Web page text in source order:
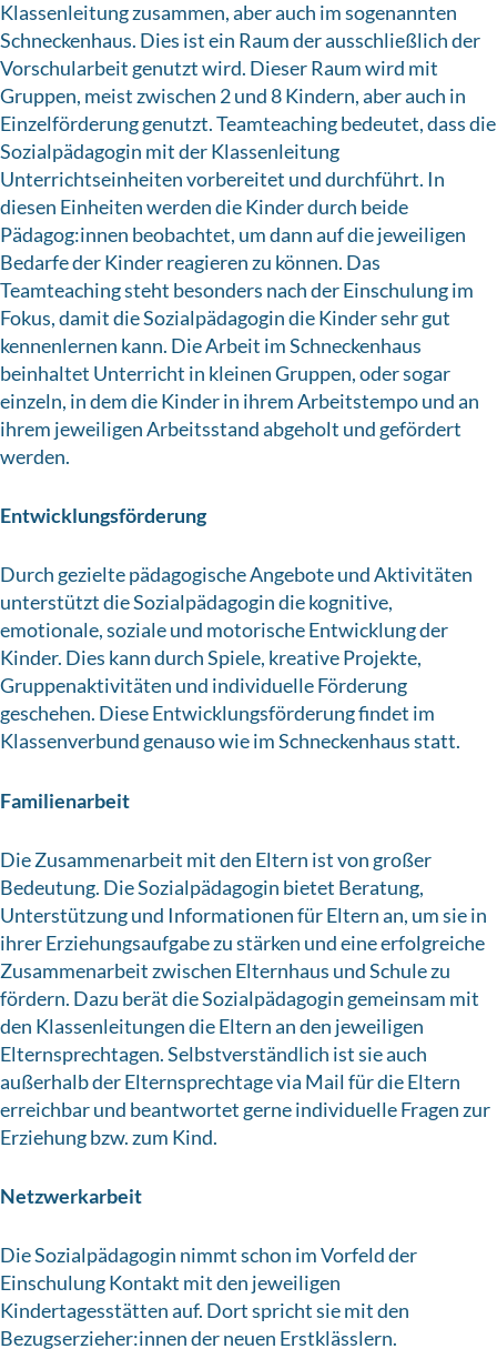
Klassenleitung zusammen, aber auch im sogenannten
Schneckenhaus. Dies ist ein Raum der ausschließlich der
Vorschularbeit genutzt wird. Dieser Raum wird mit
Gruppen, meist zwischen 2 und 8 Kindern, aber auch in
Einzelförderung genutzt. Teamteaching bedeutet, dass die
Sozialpädagogin mit der Klassenleitung
Unterrichtseinheiten vorbereitet und durchführt. In
diesen Einheiten werden die Kinder durch beide
Pädagog:innen beobachtet, um dann auf die jeweiligen
Bedarfe der Kinder reagieren zu können. Das
Teamteaching steht besonders nach der Einschulung im
Fokus, damit die Sozialpädagogin die Kinder sehr gut
kennenlernen kann. Die Arbeit im Schneckenhaus
beinhaltet Unterricht in kleinen Gruppen, oder sogar
einzeln, in dem die Kinder in ihrem Arbeitstempo und an
ihrem jeweiligen Arbeitsstand abgeholt und gefördert
werden.
Entwicklungsförderung
Durch gezielte pädagogische Angebote und Aktivitäten
unterstützt die Sozialpädagogin die kognitive,
emotionale, soziale und motorische Entwicklung der
Kinder. Dies kann durch Spiele, kreative Projekte,
Gruppenaktivitäten und individuelle Förderung
geschehen. Diese Entwicklungsförderung findet im
Klassenverbund genauso wie im Schneckenhaus statt.
Familienarbeit
Die Zusammenarbeit mit den Eltern ist von großer
Bedeutung. Die Sozialpädagogin bietet Beratung,
Unterstützung und Informationen für Eltern an, um sie in
ihrer Erziehungsaufgabe zu stärken und eine erfolgreiche
Zusammenarbeit zwischen Elternhaus und Schule zu
fördern. Dazu berät die Sozialpädagogin gemeinsam mit
den Klassenleitungen die Eltern an den jeweiligen
Elternsprechtagen. Selbstverständlich ist sie auch
außerhalb der Elternsprechtage via Mail für die Eltern
erreichbar und beantwortet gerne individuelle Fragen zur
Erziehung bzw. zum Kind.
Netzwerkarbeit
Die Sozialpädagogin nimmt schon im Vorfeld der
Einschulung Kontakt mit den jeweiligen
Kindertagesstätten auf. Dort spricht sie mit den
Bezugserzieher:innen der neuen Erstklässlern.